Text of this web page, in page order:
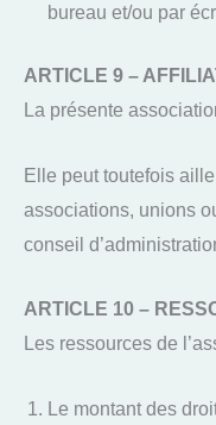
bureau et/ou par
ARTICLE 9 –
La présente
Elle peut toutefois
associations, unions
conseil
ARTICLE 10 –
Les ressources de
Le montant des